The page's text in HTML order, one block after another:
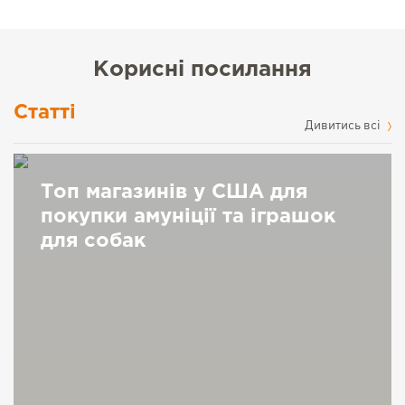
Корисні посилання
Статті
Дивитись всі
Топ магазинів у США для
покупки амуніції та іграшок
для собак